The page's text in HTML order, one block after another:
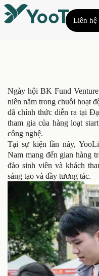
Liên hệ
Ngày hội BK Fund
niên nằm trong chuỗi hoạt
đã chính thức diễn ra tại
tham gia của hàng loạt
công nghệ.
Tại sự kiện lần này,
Nam mang đến gian hàng
đảo sinh viên và khách
sáng tạo và đầy tương tác.